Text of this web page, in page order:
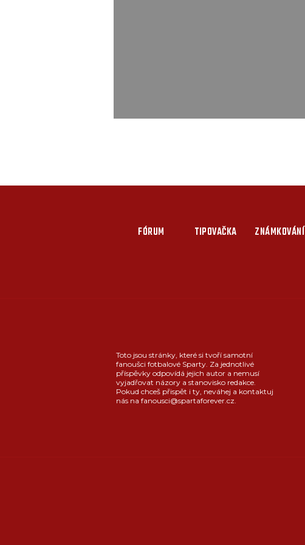
FÓRUM TIPOVAČKA ZNÁMKOVÁNÍ
Toto jsou stránky, které si tvoří samotní
fanoušci fotbalové Sparty. Za jednotlivé
příspěvky odpovídá jejich autor a nemusí
vyjadřovat názory a stanovisko redakce.
Pokud chceš přispět i ty, neváhej a kontaktuj
nás na fanousci@spartaforever.cz.